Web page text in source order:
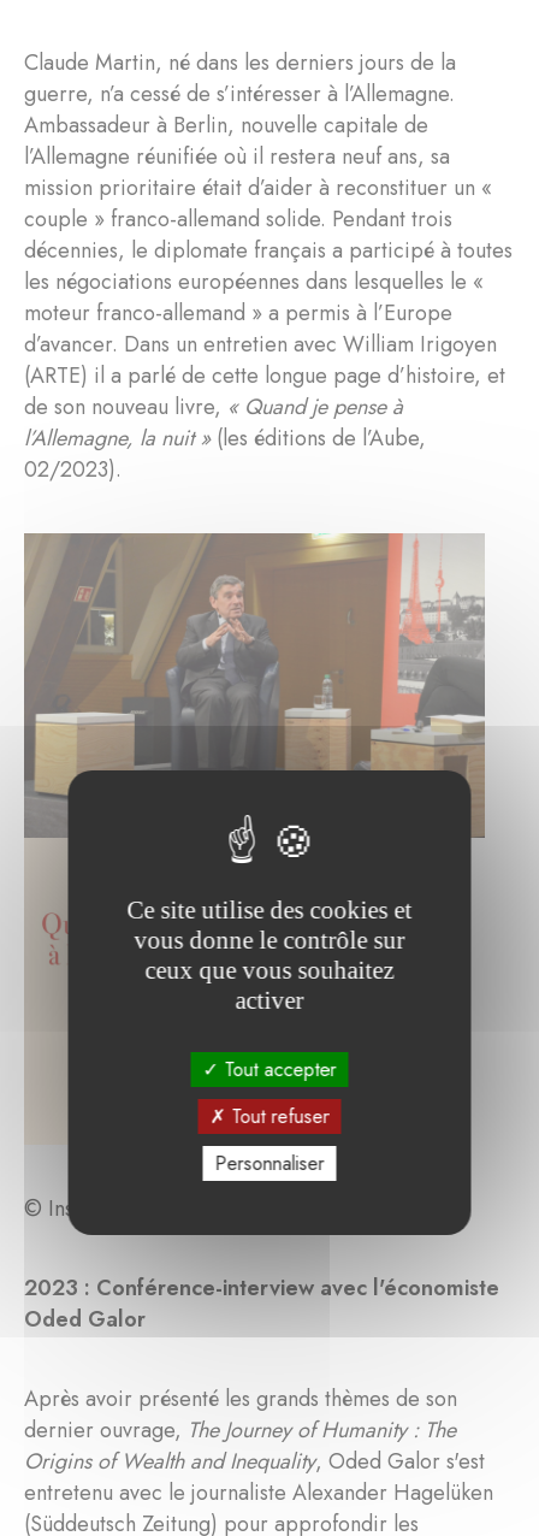
Claude Martin, né dans les derniers jours de la
guerre, n’a cessé de s’intéresser à l’Allemagne.
Ambassadeur à Berlin, nouvelle capitale de
l’Allemagne réunifiée où il restera neuf ans, sa
mission prioritaire était d’aider à reconstituer un «
couple » franco-allemand solide. Pendant trois
décennies, le diplomate français a participé à toutes
les négociations européennes dans lesquelles le «
moteur franco-allemand » a permis à l’Europe
d’avancer. Dans un entretien avec William Irigoyen
(ARTE) il a parlé de cette longue page d’histoire, et
de son nouveau livre, « Quand je pense à
l’Allemagne, la nuit »(les éditions de l’Aube,
02/2023).
© Institut Pierre Werner
2023 : Conférence-interview avec l'économiste
Oded Galor
Après avoir présenté les grands thèmes de son
dernier ouvrage, The Journey of Humanity : The
Origins of Wealth and Inequality, Oded Galor s'est
entretenu avec le journaliste Alexander Hagelüken
(Süddeutsch Zeitung) pour approfondir les
Ce site utilise des cookies et
vous donne le contrôle sur
ceux que vous souhaitez
activer
Tout accepter
Tout refuser
Personnaliser